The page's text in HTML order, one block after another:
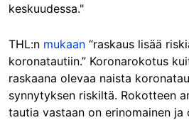
keskuudessa."
THL:n mukaan “raskaus lisää
koronatautiin.” Koronarokotus
raskaana olevaa naista
synnytyksen riskiltä. Rokotteen
tautia vastaan on erinomainen